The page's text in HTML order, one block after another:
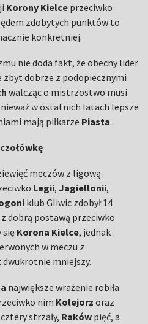
Korony Kielce przeciwko
zdobytych punktów to
konkretniej.
nie doda fakt, że obecny lider
zbyt dobrze z podopiecznymi
walcząc o mistrzostwo musi
w ostatnich latach lepsze
mają piłkarze Piasta.
meczów z ligową
Legii, Jagiellonii,
klub Gliwic zdobył 14
dobrą postawą przeciwko
się Korona Kielce, jednak
w meczu z
mniejszy.
największe wrażenie robiła
nim Kolejorz oraz
strzały, Raków pięć, a